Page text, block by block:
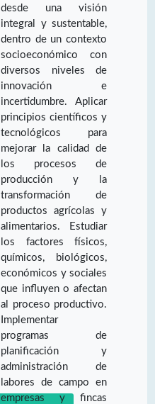
desde una visión
integral y sustentable,
dentro de un contexto
socioeconómico con
diversos niveles de
innovación e
incertidumbre. Aplicar
principios científicos y
tecnológicos para
mejorar la calidad de
los procesos de
producción y la
transformación de
productos agrícolas y
alimentarios. Estudiar
los factores físicos,
químicos, biológicos,
económicos y sociales
que influyen o afectan
al proceso productivo.
Implementar
programas de
planificación y
administración de
labores de campo en
empresas y fincas